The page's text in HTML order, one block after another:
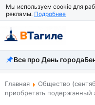
Мы используем cookie для
рекламы. Подробнее
Все новости
Происшествия
Все про День города
Главная Общество
приобретать